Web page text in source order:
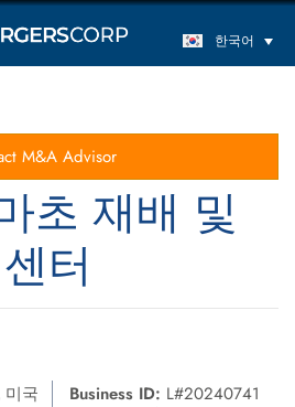
한국어
M&A Advisor
초 재배 및
터
미국 Business ID: L#20240741